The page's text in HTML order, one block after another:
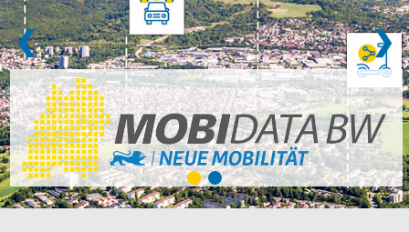
❮ ❯